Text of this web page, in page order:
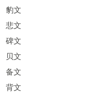
豹文
悲文
碑文
贝文
备文
背文